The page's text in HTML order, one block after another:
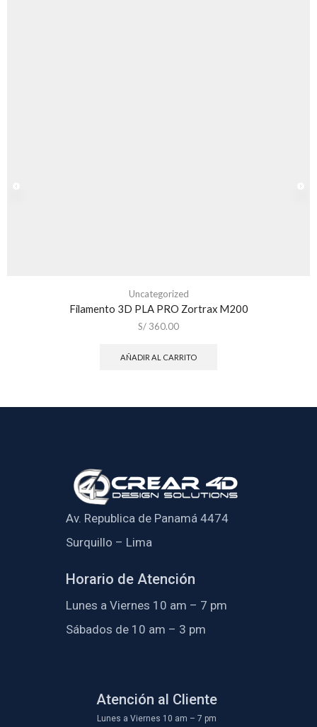
Uncategorized
Filamento 3D PLA PRO Zortrax M200
S/ 360.00
AÑADIR AL CARRITO
Av. Republica de Panamá 4474
Surquillo – Lima
Horario de Atención
Lunes a Viernes 10 am – 7 pm
Sábados de 10 am – 3 pm
Atención al Cliente
Lunes a Viernes 10 am – 7 pm